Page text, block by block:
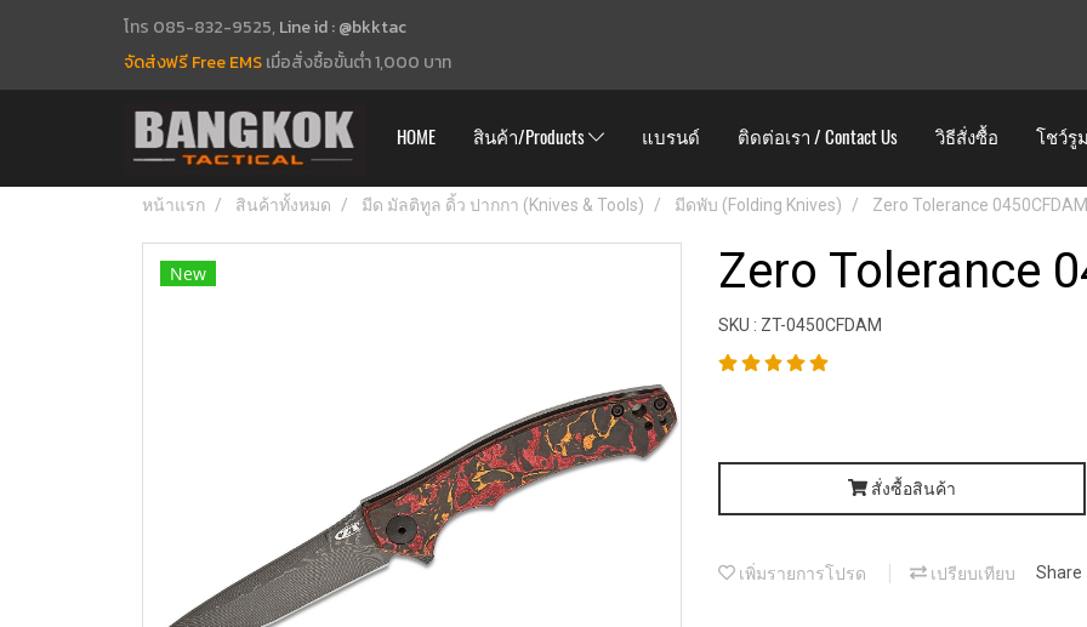
โทร 085-832-9525, Line id : @bkktac
จัดส่งฟรี Free EMSเมื่อสั่งซื้อขั้นต่ำ 1,000 บาท
HOME สินค้า/Products แบรนด์ ติดต่อเรา / Contact Us วิธีสั่งซื้อ โชว์รูม
หน้าแรก สินค้าทั้งหมด มีด มัลติทูล ดิ้ว ปากกา (Knives & Tools) มีดพับ (Folding Knives) Zero Tolerance 0450CFDAM
New Zero Tolerance
SKU : ZT-0450CFDAM
สั่งซื้อสินค้า
เพิ่มรายการโปรด เปรียบเทียบ Share